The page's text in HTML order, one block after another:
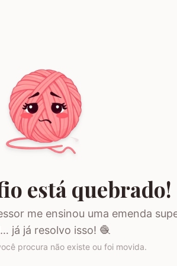
está quebrado!
me ensinou uma emenda
já já resolvo isso! 🧶
procura não existe ou foi movida.